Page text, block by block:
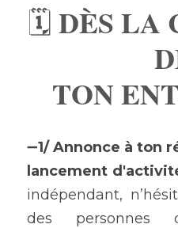
🗓 DÈS LA
TON
➖1/ Annonce à ton
lancement
indépendant,
des personnes